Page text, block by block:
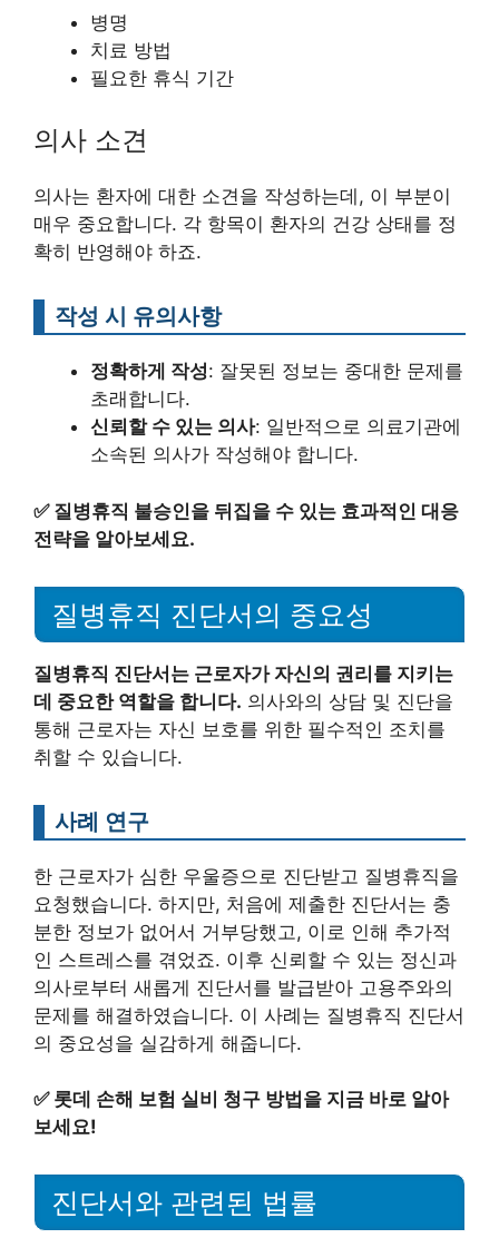
병명
치료 방법
필요한 휴식 기간
의사 소견
의사는 환자에 대한 소견을 작성하는데, 이 부분이
매우 중요합니다. 각 항목이 환자의 건강 상태를 정
확히 반영해야 하죠.
작성 시 유의사항
정확하게 작성: 잘못된 정보는 중대한 문제를
초래합니다.
신뢰할 수 있는 의사: 일반적으로 의료기관에
소속된 의사가 작성해야 합니다.
✅ 질병휴직 불승인을 뒤집을 수 있는 효과적인 대응
전략을 알아보세요.
질병휴직 진단서의 중요성
질병휴직 진단서는 근로자가 자신의 권리를 지키는
데 중요한 역할을 합니다. 의사와의 상담 및 진단을
통해 근로자는 자신 보호를 위한 필수적인 조치를
취할 수 있습니다.
사례 연구
한 근로자가 심한 우울증으로 진단받고 질병휴직을
요청했습니다. 하지만, 처음에 제출한 진단서는 충
분한 정보가 없어서 거부당했고, 이로 인해 추가적
인 스트레스를 겪었죠. 이후 신뢰할 수 있는 정신과
의사로부터 새롭게 진단서를 발급받아 고용주와의
문제를 해결하였습니다. 이 사례는 질병휴직 진단서
의 중요성을 실감하게 해줍니다.
✅ 롯데 손해 보험 실비 청구 방법을 지금 바로 알아
보세요!
진단서와 관련된 법률